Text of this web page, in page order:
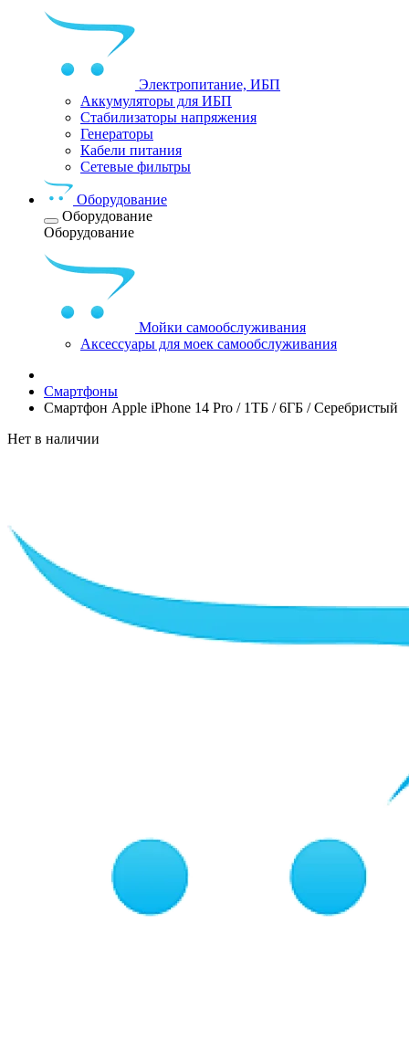
Электропитание, ИБП
Аккумуляторы для ИБП
Стабилизаторы напряжения
Генераторы
Кабели питания
Сетевые фильтры
Оборудование
Оборудование
Оборудование
Мойки самообслуживания
Аксессуары для моек самообслуживания
Смартфоны
Смартфон Apple iPhone 14 Pro / 1ТБ / 6ГБ / Серебристый
Нет в наличии